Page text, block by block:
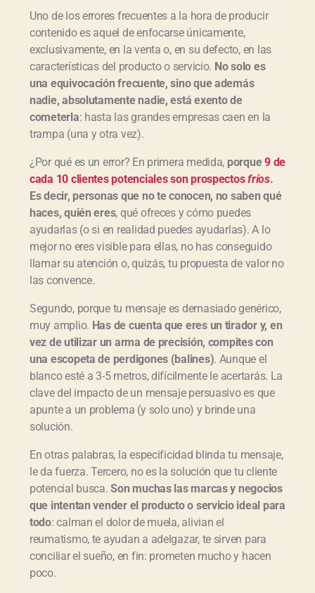
Uno de los errores frecuentes a la hora de producir
contenido es aquel de enfocarse únicamente,
exclusivamente, en la venta o, en su defecto, en las
características del producto o servicio. No solo es
una equivocación frecuente, sino que además
nadie, absolutamente nadie, está exento de
cometerla: hasta las grandes empresas caen en la
trampa (una y otra vez).
¿Por qué es un error? En primera medida, porque9 de
cada 10 clientes potenciales son prospectosfríos.
Es decir, personas que no te conocen, no saben qué
haces, quién eres, qué ofreces y cómo puedes
ayudarlas (o si en realidad puedes ayudarlas). A lo
mejor no eres visible para ellas, no has conseguido
llamar su atención o, quizás, tu propuesta de valor no
las convence.
Segundo, porque tu mensaje es demasiado genérico,
muy amplio. Has de cuenta que eres un tirador y, en
vez de utilizar un arma de precisión, compites con
una escopeta de perdigones (balines). Aunque el
blanco esté a 3-5 metros, difícilmente le acertarás. La
clave del impacto de un mensaje persuasivo es que
apunte a un problema (y solo uno) y brinde una
solución.
En otras palabras, la especificidad blinda tu mensaje,
le da fuerza. Tercero, no es la solución que tu cliente
potencial busca.Son muchas las marcas y negocios
que intentan vender el producto o servicio ideal para
todo: calman el dolor de muela, alivian el
reumatismo, te ayudan a adelgazar, te sirven para
conciliar el sueño, en fin: prometen mucho y hacen
poco.